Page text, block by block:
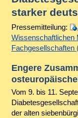
starker
Pressemitteilung:
Wissenschaftlichen
Fachgesellschaften
Engere
Vom 9. bis 11.
der alten